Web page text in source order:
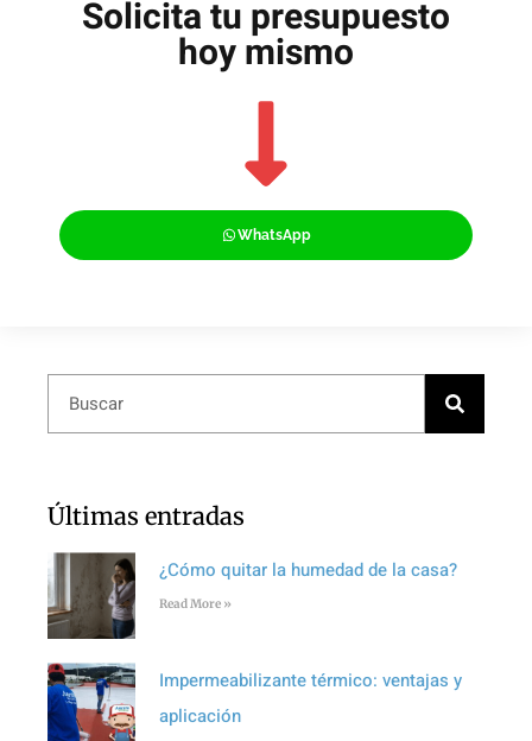
Solicita tu presupuesto
hoy mismo
WhatsApp
Últimas entradas
¿Cómo quitar la humedad de la casa?
Read More »
Impermeabilizante térmico: ventajas y
aplicación